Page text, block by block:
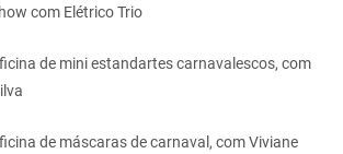
com Elétrico Trio
de mini estandartes carnavalescos, com
de máscaras de carnaval, com Viviane